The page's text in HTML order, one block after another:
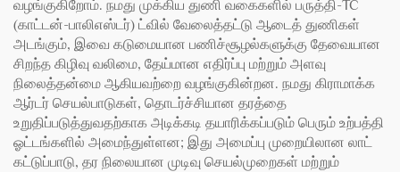
வழங்குகிறோம். நமது முக்கிய துணி வகைகளில் பருத்தி-TC
(காட்டன்-பாலிஎஸ்டர்) ட்வில் வேலைத்தட்டு ஆடைத் துணிகள்
அடங்கும், இவை கடுமையான பணிச்சூழல்களுக்கு தேவையான
சிறந்த கிழிவு வலிமை, தேய்மான எதிர்ப்பு மற்றும் அளவு
நிலைத்தன்மை ஆகியவற்றை வழங்குகின்றன. நமது கிராமாக்க
ஆர்டர் செயல்பாடுகள், தொடர்ச்சியான தரத்தை
உறுதிப்படுத்துவதற்காக அடிக்கடி தயாரிக்கப்படும் பெரும் உற்பத்தி
ஓட்டங்களில் அமைந்துள்ளன; இது அமைப்பு முறையிலான லாட்
கட்டுப்பாடு, தர நிலையான முடிவு செயல்முறைகள் மற்றும்